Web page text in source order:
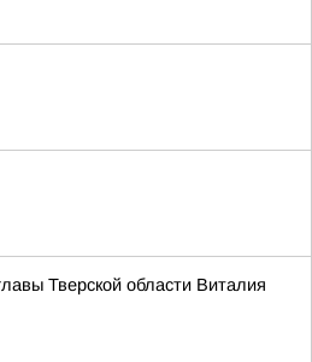
Тверской области Виталия